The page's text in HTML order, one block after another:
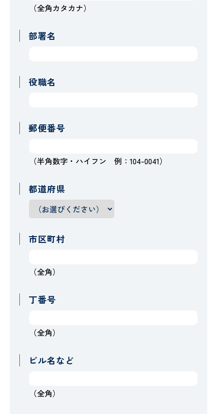
（全角カタカナ）
部署名
役職名
郵便番号
（半角数字・ハイフン 例：104-0041）
都道府県
市区町村
（全角）
丁番号
（全角）
ビル名など
（全角）